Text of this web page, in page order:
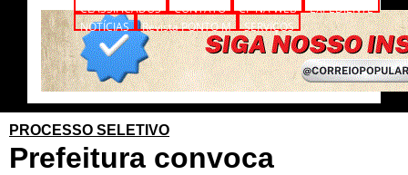
CLASSIFICADOS
CONTATO CP NA WEB
EXPEDIENTE
NOTÍCIAS
Revista PONTO M SERVIÇOS
PROCESSO SELETIVO
Prefeitura convoca